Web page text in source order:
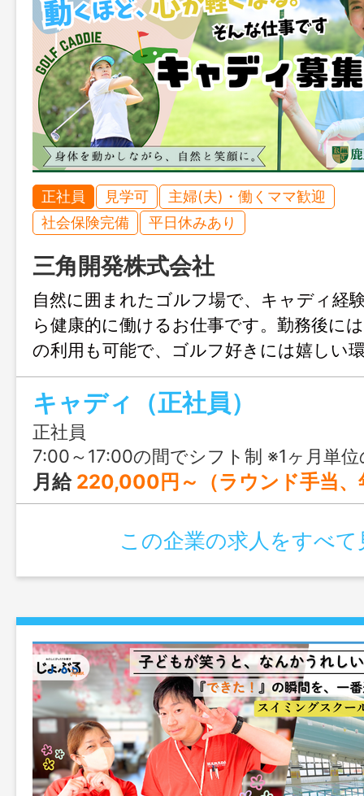
正社員 見学可
主婦(夫)・働くママ歓迎
社会保険完備
平日休みあり
三角開発株式会社
自然に囲まれたゴルフ場で、キャディ経
ら健康的に働けるお仕事です。勤務後に
の利用も可能で、ゴルフ好きには嬉しい
日119日、残業も月5時間未満と少なく、
も大切にできます。
キャディ（正社員）
正社員
7:00～17:00の間でシフト制 ※1ヶ月単位の変形労働時間制（週平均40時間以内） 【シフト例】 ・7:00
月給 220,000円～（ラウンド手当、年齢手当を含む） ※年齢・ご経験・ス
この企業の求人をすべて